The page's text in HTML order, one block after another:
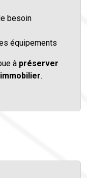
besoin
équipements
à préserver
.